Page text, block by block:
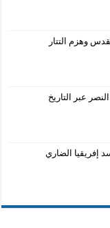
وهزم التتار
عبر التاريخ
إفريقيا الضاري